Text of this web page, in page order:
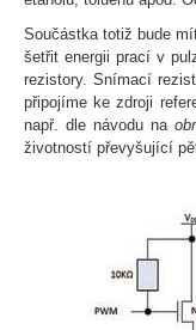
Součástka totiž bude
šetřit energii prací v
rezistory. Snímací
připojíme ke zdroji
např. dle návodu na
životností převyšující